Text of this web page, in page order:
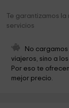
Centro Cristiano
Servei Comarcal
AQUA SERVEIS
Iglesia Cristiana
Te garantizamos
servicios
No
viajeros, sino a
Por eso te
mejor precio.